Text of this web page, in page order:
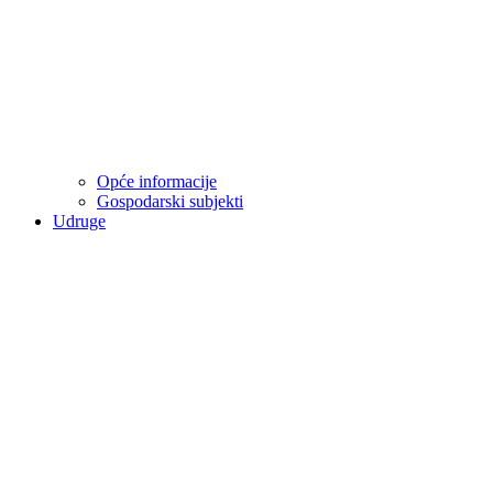
Opće informacije
Gospodarski subjekti
Udruge